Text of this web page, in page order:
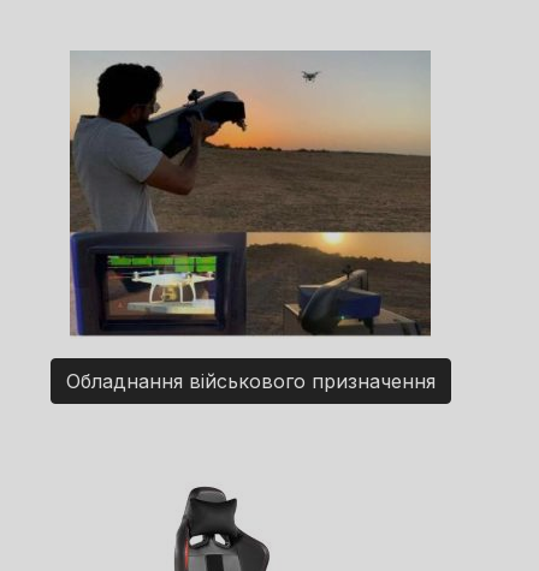
Обладнання військового призначення